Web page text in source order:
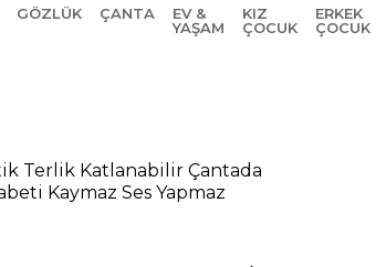
GÖZLÜK ÇANTA
EV &
YAŞAM
KIZ
ÇOCUK
ERKEK
ÇOCUK
Terlik Katlanabilir Çantada
Kaymaz Ses Yapmaz